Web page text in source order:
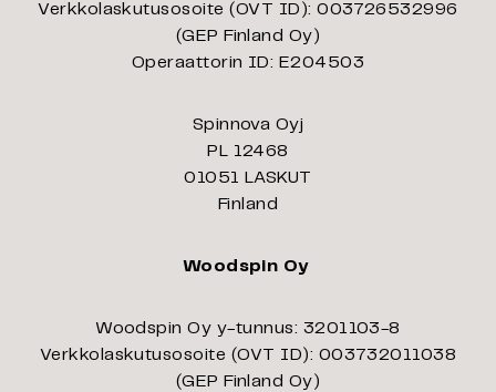
Verkkolaskutusosoite (OVT ID): 003726532996
(GEP Finland Oy)
Operaattorin ID: E204503
Spinnova Oyj
PL 12468
01051 LASKUT
Finland
Woodspin Oy
Woodspin Oy y-tunnus: 3201103-8
Verkkolaskutusosoite (OVT ID): 003732011038
(GEP Finland Oy)